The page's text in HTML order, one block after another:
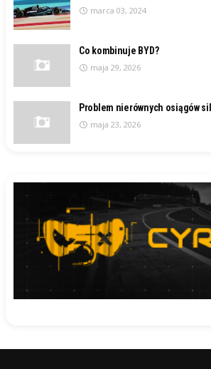
marca 03, 2024
Co kombinuje BYD?
maja 29, 2026
Problem nierównych osiągów
maja 23, 2026